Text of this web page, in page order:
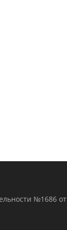
№1686 от